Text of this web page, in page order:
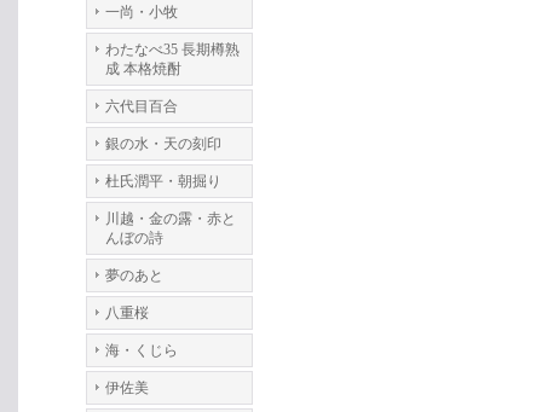
一尚・小牧
わたなべ35 長期樽熟
成 本格焼酎
六代目百合
銀の水・天の刻印
杜氏潤平・朝掘り
川越・金の露・赤と
んぼの詩
夢のあと
八重桜
海・くじら
伊佐美